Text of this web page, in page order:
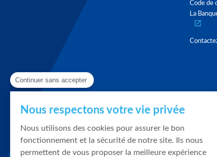
Code de
La
Continuer sans accepter
Nous respectons votre vie privée
Nous utilisons des cookies pour assurer le bon
fonctionnement et la sécurité de notre site. Ils nous
permettent de vous proposer la meilleure expérience